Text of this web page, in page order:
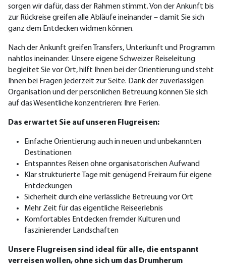
sorgen wir dafür, dass der Rahmen stimmt. Von der Ankunft bis
zur Rückreise greifen alle Abläufe ineinander – damit Sie sich
ganz dem Entdecken widmen können.
Nach der Ankunft greifen Transfers, Unterkunft und Programm
nahtlos ineinander. Unsere eigene Schweizer Reiseleitung
begleitet Sie vor Ort, hilft Ihnen bei der Orientierung und steht
Ihnen bei Fragen jederzeit zur Seite. Dank der zuverlässigen
Organisation und der persönlichen Betreuung können Sie sich
auf das Wesentliche konzentrieren: Ihre Ferien.
Das erwartet Sie auf unseren Flugreisen:
Einfache Orientierung auch in neuen und unbekannten
Destinationen
Entspanntes Reisen ohne organisatorischen Aufwand
Klar strukturierte Tage mit genügend Freiraum für eigene
Entdeckungen
Sicherheit durch eine verlässliche Betreuung vor Ort
Mehr Zeit für das eigentliche Reiseerlebnis
Komfortables Entdecken fremder Kulturen und
faszinierender Landschaften
Unsere Flugreisen sind ideal für alle, die entspannt
verreisen wollen, ohne sich um das Drumherum